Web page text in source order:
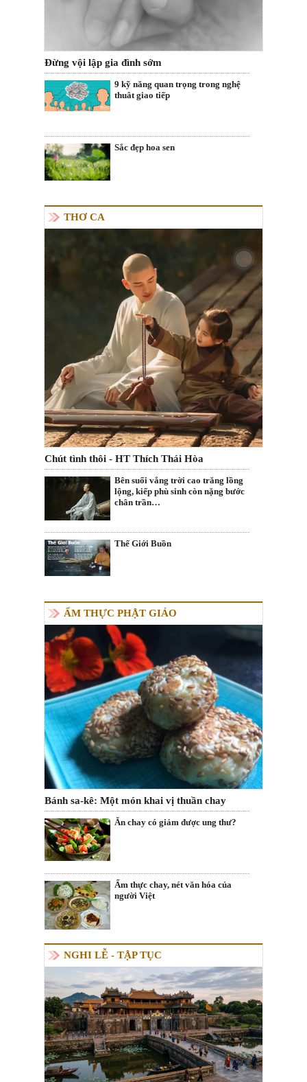
Đừng vội lập gia đình sớm
9 kỹ năng quan trọng trong nghệ
thuât giao tiếp
Sắc đẹp hoa sen
THƠ CA
Chút tình thôi - HT Thích Thái Hòa
Bên suối vắng trời cao trăng lồng
lộng, kiếp phù sinh còn nặng bước
chân trần…
Thế Giới Buồn
ẨM THỰC PHẬT GIÁO
Bánh sa-kê: Một món khai vị thuần chay
Ăn chay có giảm được ung thư?
Ẩm thực chay, nét văn hóa của
người Việt
NGHI LỄ - TẬP TỤC